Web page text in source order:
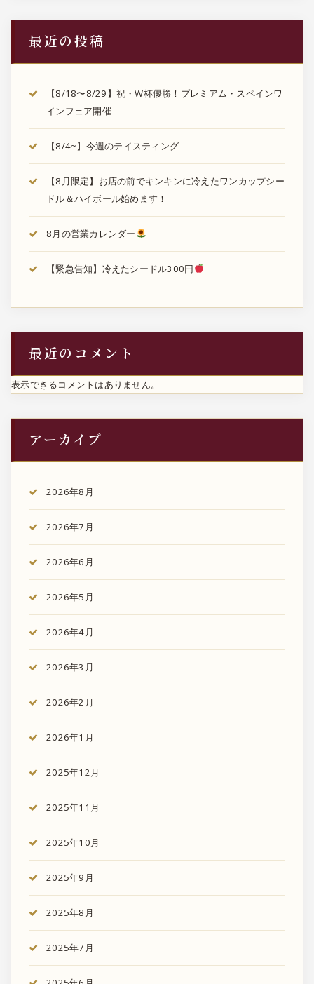
最近の投稿
【8/18〜8/29】祝・W杯優勝！プレミアム・スペインワ
インフェア開催
【8/4~】今週のテイスティング
【8月限定】お店の前でキンキンに冷えたワンカップシー
ドル＆ハイボール始めます！
8月の営業カレンダー
【緊急告知】冷えたシードル300円
最近のコメント
表示できるコメントはありません。
アーカイブ
2026年8月
2026年7月
2026年6月
2026年5月
2026年4月
2026年3月
2026年2月
2026年1月
2025年12月
2025年11月
2025年10月
2025年9月
2025年8月
2025年7月